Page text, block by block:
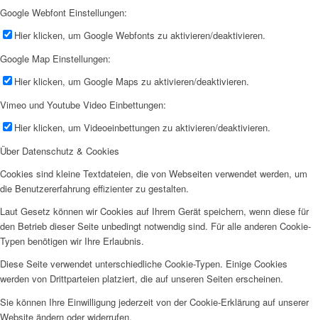
Google Webfont Einstellungen:
Hier klicken, um Google Webfonts zu aktivieren/deaktivieren.
Google Map Einstellungen:
Hier klicken, um Google Maps zu aktivieren/deaktivieren.
Vimeo und Youtube Video Einbettungen:
Hier klicken, um Videoeinbettungen zu aktivieren/deaktivieren.
Über Datenschutz & Cookies
Cookies sind kleine Textdateien, die von Webseiten verwendet werden, um
die Benutzererfahrung effizienter zu gestalten.
Laut Gesetz können wir Cookies auf Ihrem Gerät speichern, wenn diese für
den Betrieb dieser Seite unbedingt notwendig sind. Für alle anderen Cookie-
Typen benötigen wir Ihre Erlaubnis.
Diese Seite verwendet unterschiedliche Cookie-Typen. Einige Cookies
werden von Drittparteien platziert, die auf unseren Seiten erscheinen.
Sie können Ihre Einwilligung jederzeit von der Cookie-Erklärung auf unserer
Website ändern oder widerrufen.